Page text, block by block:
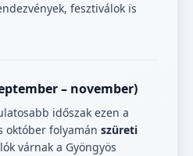
fesztiválok is
– november)
időszak ezen a
október folyamán szüreti
várnak a Gyöngyös